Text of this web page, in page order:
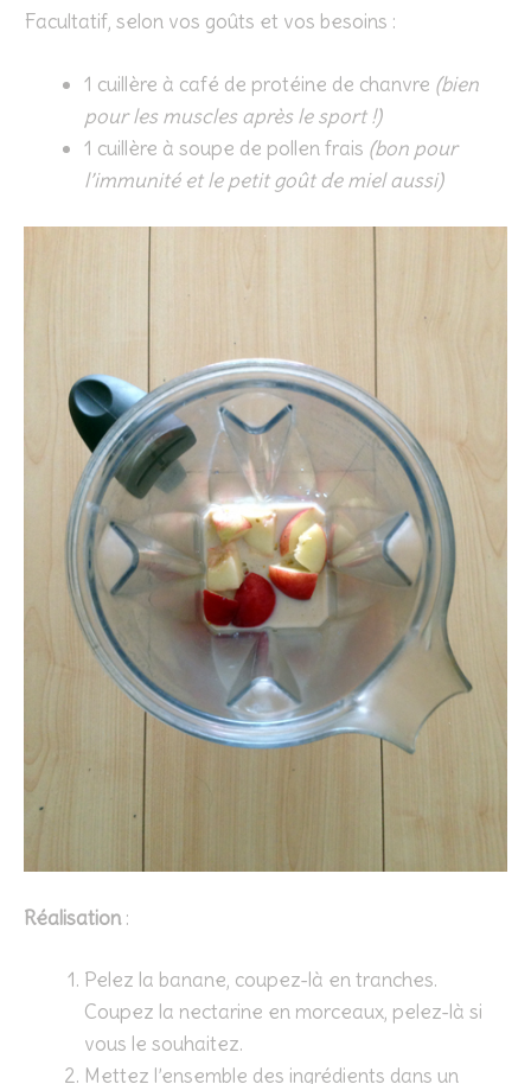
Facultatif, selon vos goûts et vos besoins :
1 cuillère à café de protéine de chanvre (bien
pour les muscles après le sport !)
1 cuillère à soupe de pollen frais (bon pour
l’immunité et le petit goût de miel aussi)
Réalisation:
Pelez la banane, coupez-là en tranches.
Coupez la nectarine en morceaux, pelez-là si
vous le souhaitez.
Mettez l’ensemble des ingrédients dans un